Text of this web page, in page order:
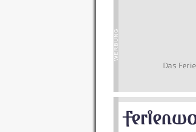
Das